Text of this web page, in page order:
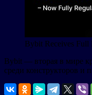
Bybit Receives Full
Bybit — вторая в мире
среди конструкторов и